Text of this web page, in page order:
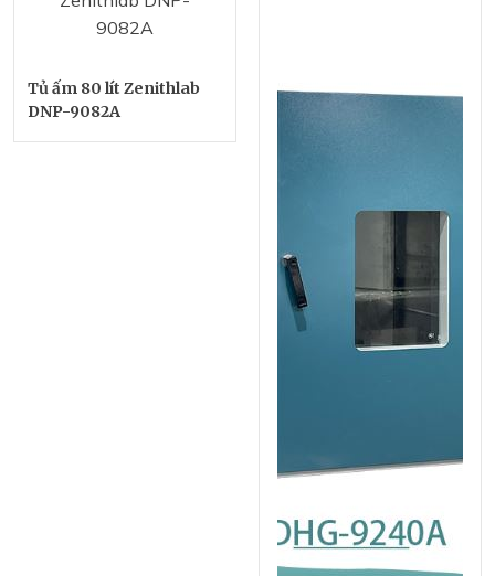
Tủ ấm 80 lít Zenithlab
DNP-9082A